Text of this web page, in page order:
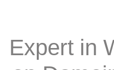
Expert in